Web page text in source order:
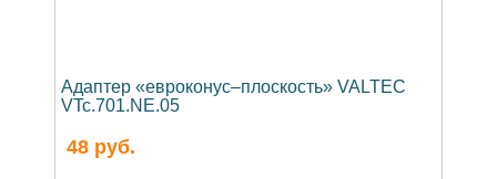
Адаптер «евроконус–плоскость» VALTEC
VTc.701.NE.05
48 руб.